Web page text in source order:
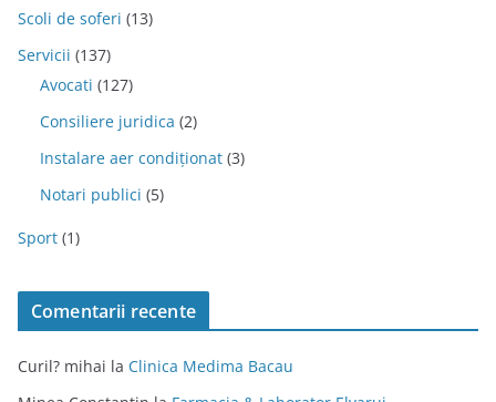
Scoli de soferi (13)
Servicii (137)
Avocati (127)
Consiliere juridica (2)
Instalare aer condiționat (3)
Notari publici (5)
Sport (1)
Comentarii recente
Curil? mihai la Clinica Medima Bacau